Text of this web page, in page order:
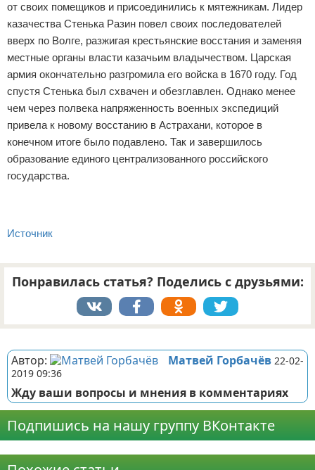
от своих помещиков и присоединились к мятежникам. Лидер
казачества Стенька Разин повел своих последователей
вверх по Волге, разжигая крестьянские восстания и заменяя
местные органы власти казачьим владычеством. Царская
армия окончательно разгромила его войска в 1670 году. Год
спустя Стенька был схвачен и обезглавлен. Однако менее
чем через полвека напряженность военных экспедиций
привела к новому восстанию в Астрахани, которое в
конечном итоге было подавлено. Так и завершилось
образование единого централизованного российского
государства.
Источник
Понравилась статья? Поделись с друзьями:
Автор: Матвей Горбачёв 22-02-
2019 09:36
Жду ваши вопросы и мнения в комментариях
Подпишись на нашу группу ВКонтакте